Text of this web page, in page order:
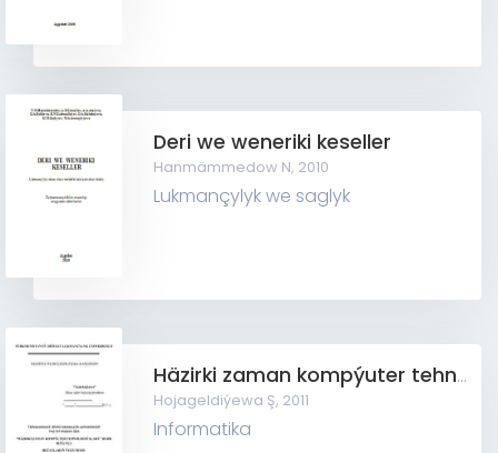
Deri we weneriki keseller
Hanmämmedow N, 2010
Lukmançylyk we saglyk
Häzirki zaman kompýuter tehnologiýalary
Hojageldiýewa Ş, 2011
Informatika